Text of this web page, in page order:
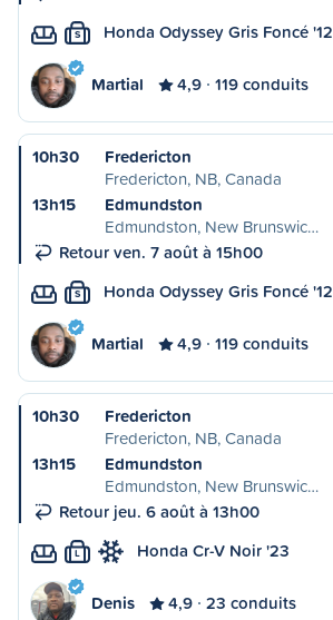
S Honda Odyssey Gris Foncé '12
Martial 4,9 119 conduits
10h30
Fredericton
Fredericton, NB, Canada
13h15
Edmundston
Edmundston, New Brunswic…
Retour ven. 7 août à 15h00
S Honda Odyssey Gris Foncé '12
Martial 4,9 119 conduits
10h30
Fredericton
Fredericton, NB, Canada
13h15
Edmundston
Edmundston, New Brunswic…
Retour jeu. 6 août à 13h00
L Honda Cr-V Noir '23
Denis 4,9 23 conduits